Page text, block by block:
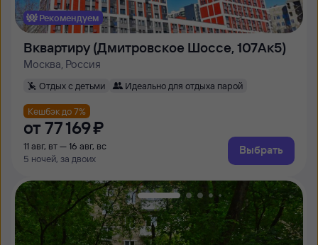
Рекомендуем
Вквартиру (Дмитровское Шоссе, 107Ак5)
Москва, Россия
Отдых с детьми Идеально для отдыха парой
Кешбэк до 7%
от 77 ⁠169 ⁠₽
11 авг, вт — 16 авг, вс
5 ночей, за двоих
Выбрать